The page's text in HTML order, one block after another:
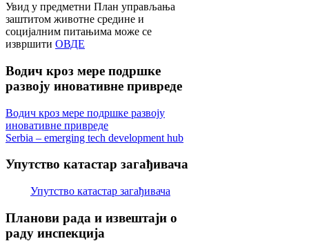
Увид у предметни План управљања
заштитом животне средине и
социјалним питањима може се
извршити ОВДЕ
Водич кроз мере подршке
развоју иновативне привреде
Водич кроз мере подршке развоју
иновативне привреде
Serbia – emerging tech development hub
Упутство катастар загађивача
Упутство катастар загађивача
Планови рада и извештаји о
раду инспекција